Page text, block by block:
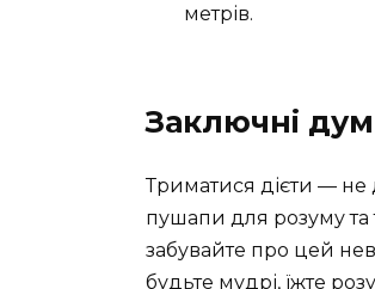
метрів.
Заключні
Триматися дієти — не
пушапи для розуму та
забувайте про цей
будьте мудрі, їжте